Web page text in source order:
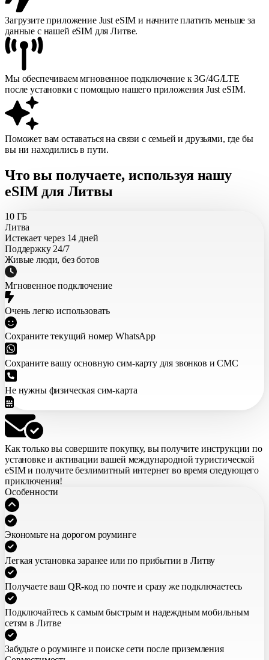
Загрузите приложение Just eSIM и начните платить меньше за
данные с нашей eSIM для Литве.
Мы обеспечиваем мгновенное подключение к 3G/4G/LTE
после установки с помощью нашего приложения Just eSIM.
Поможет вам оставаться на связи с семьей и друзьями, где бы
вы ни находились в пути.
Что вы получаете, используя нашу
eSIM для Литвы
10 ГБ
Литва
Истекает через 14 дней
Поддержку 24/7
Живые люди, без ботов
Мгновенное подключение
Очень легко использовать
Сохраните текущий номер WhatsApp
Сохраните вашу основную сим-карту для звонков и СМС
Не нужны физическая сим-карта
Как только вы совершите покупку, вы получите инструкции по
установке и активации вашей международной туристической
eSIMи получите безлимитный интернет во время следующего
приключения!
Особенности
Экономьте на дорогом роуминге
Легкая установка заранее или по прибытии в Литву
Получаете ваш QR-код по почте и сразу же подключаетесь
Подключайтесь к самым быстрым и надеждным мобильным
сетям в Литве
Забудьте о роуминге и поиске сети после приземления